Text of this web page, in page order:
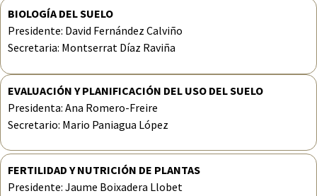
BIOLOGÍA DEL SUELO
Presidente: David Fernández Calviño
Secretaria: Montserrat Díaz Raviña
EVALUACIÓN Y PLANIFICACIÓN DEL USO DEL SUELO
Presidenta: Ana Romero-Freire
Secretario: Mario Paniagua López
FERTILIDAD Y NUTRICIÓN DE PLANTAS
Presidente: Jaume Boixadera Llobet